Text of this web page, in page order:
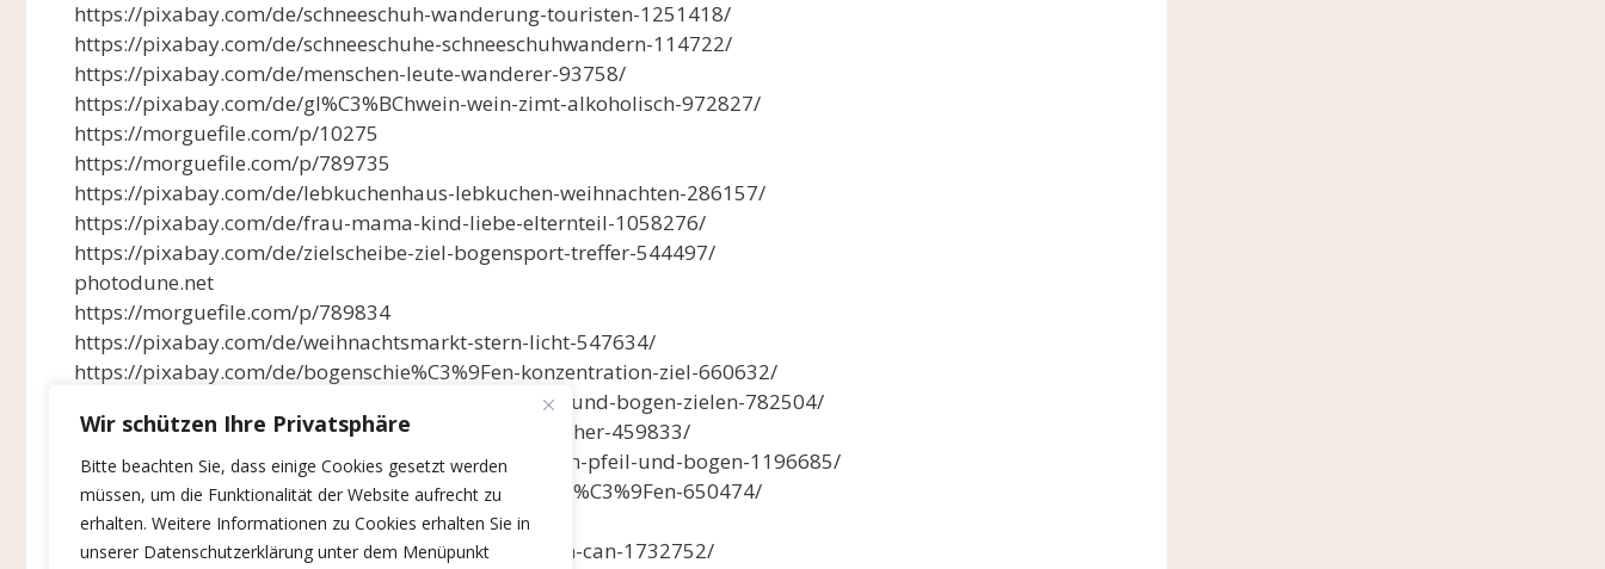
Wir schützen Ihre Privatsphäre
Bitte beachten Sie, dass einige Cookies gesetzt werden
müssen, um die Funktionalität der Website aufrecht zu
erhalten. Weitere Informationen zu Cookies erhalten Sie in
unserer Datenschutzerklärung unter dem Menüpunkt
https://pixabay.com/de/schneeschuh-wanderung-touristen-1251418/
https://pixabay.com/de/schneeschuhe-schneeschuhwandern-114722/
https://pixabay.com/de/menschen-leute-wanderer-93758/
https://pixabay.com/de/gl%C3%BChwein-wein-zimt-alkoholisch-972827/
https://morguefile.com/p/10275
https://morguefile.com/p/789735
https://pixabay.com/de/lebkuchenhaus-lebkuchen-weihnachten-286157/
https://pixabay.com/de/frau-mama-kind-liebe-elternteil-1058276/
https://pixabay.com/de/zielscheibe-ziel-bogensport-treffer-544497/
photodune.net
https://morguefile.com/p/789834
https://pixabay.com/de/weihnachtsmarkt-stern-licht-547634/
https://pixabay.com/de/bogenschie%C3%9Fen-konzentration-ziel-660632/
https://pixabay.com/de/bogenschie%C3%9Fen-pfeil-und-bogen-zielen-782504/
https://pixabay.com/de/ziel-pfeile-bogen-k%C3%B6cher-459833/
https://pixabay.com/de/bogen-bogenschie%C3%9Fen-pfeil-und-bogen-1196685/
https://pixabay.com/de/pfeil-und-bogen-bogenschie%C3%9Fen-650474/
Fotolia © Snezana Skundric
https://pixabay.com/en/first-aid-nurse-funny-box-tin-can-1732752/